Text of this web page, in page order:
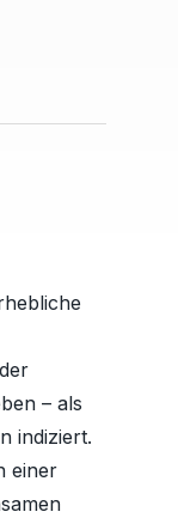
– als
indiziert.
einer